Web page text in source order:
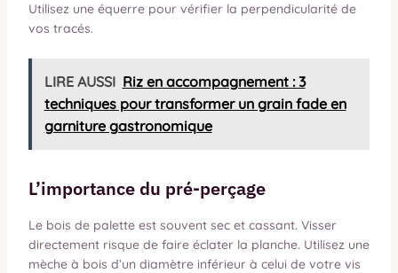
Utilisez une équerre pour vérifier la perpendicularité de
vos tracés.
LIRE AUSSI Riz en accompagnement : 3
techniques pour transformer un grain fade en
garniture gastronomique
L’importance du pré-perçage
Le bois de palette est souvent sec et cassant. Visser
directement risque de faire éclater la planche. Utilisez une
mèche à bois d’un diamètre inférieur à celui de votre vis